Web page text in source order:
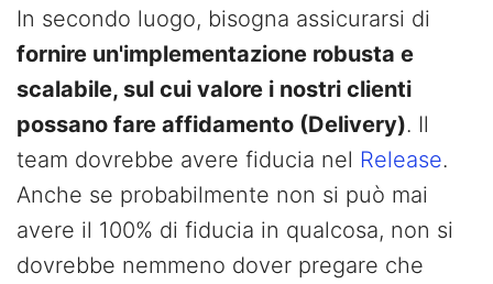
In secondo luogo, bisogna assicurarsi di
fornire un'implementazione robusta e
scalabile, sul cui valore i nostri clienti
possano fare affidamento (Delivery). Il
team dovrebbe avere fiducia nel Release.
Anche se probabilmente non si può mai
avere il 100% di fiducia in qualcosa, non si
dovrebbe nemmeno dover pregare che